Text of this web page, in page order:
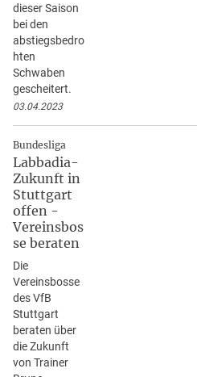
dieser Saison
bei den
abstiegsbedro
hten
Schwaben
gescheitert.
03.04.2023
Bundesliga
Labbadia-
Zukunft in
Stuttgart
offen -
Vereinsbos
se beraten
Die
Vereinsbosse
des VfB
Stuttgart
beraten über
die Zukunft
von Trainer